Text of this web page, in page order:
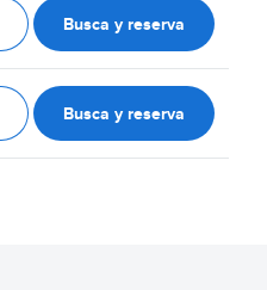
Busca y reserva
Busca y reserva